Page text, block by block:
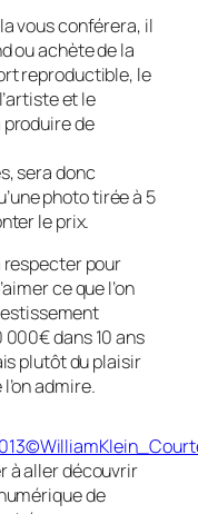
vous conférera, il
ou achète de la
reproductible, le
et le
produire de
sera donc
photo tirée à 5
le prix.
respecter pour
ce que l’on
dans 10 ans
plutôt du plaisir
admire.
à aller découvrir
de